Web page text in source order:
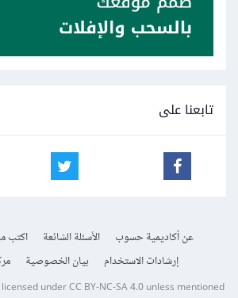
تابعنا على
عن أكاديمية حسوب الأسئلة الشائعة اكتب
إرشادات الاستخدام
بيان الخصوصية
licensed underCC BY-NC-SA 4.0unless mentioned